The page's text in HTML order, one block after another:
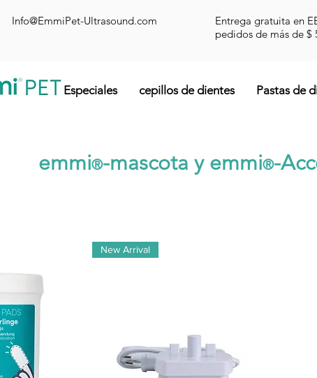
Info@EmmiPet-Ultrasound.com
Entrega gratuita en
pedidos de más de $
Especiales cepillos de dientes Pastas de
emmi®-mascota y emmi®-
New Arrival